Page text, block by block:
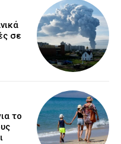
σε
το